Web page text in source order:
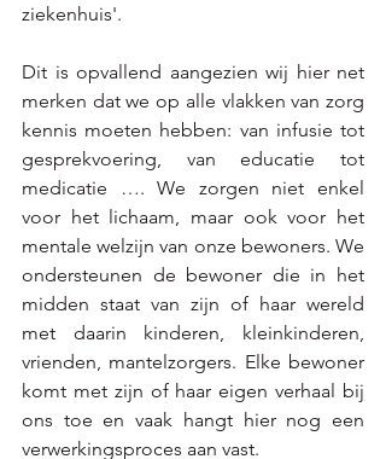
ziekenhuis'.
Dit is opvallend aangezien wij hier net
merken dat we op alle vlakken van zorg
kennis moeten hebben: van infusie tot
gesprekvoering, van educatie tot
medicatie …. We zorgen niet enkel
voor het lichaam, maar ook voor het
mentale welzijn van onze bewoners. We
ondersteunen de bewoner die in het
midden staat van zijn of haar wereld
met daarin kinderen, kleinkinderen,
vrienden, mantelzorgers. Elke bewoner
komt met zijn of haar eigen verhaal bij
ons toe en vaak hangt hier nog een
verwerkingsproces aan vast.